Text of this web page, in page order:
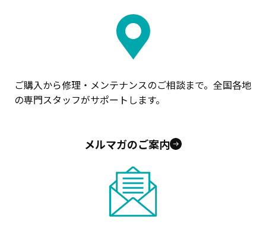
ご購入から修理・メンテナンスのご相談まで。全国各地
の専門スタッフがサポートします。
メルマガのご案内